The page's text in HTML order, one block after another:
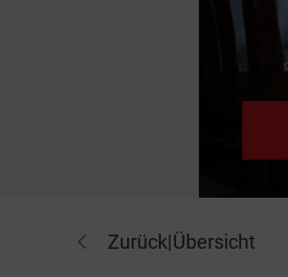
Zurück|Übersicht